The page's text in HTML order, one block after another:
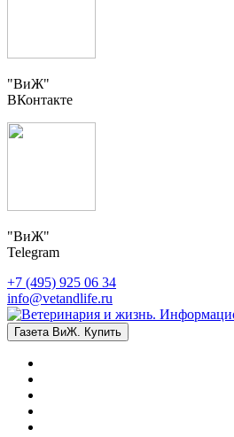
"ВиЖ"
ВКонтакте
"ВиЖ"
Telegram
+7 (495) 925 06 34
info@vetandlife.ru
Газета ВиЖ. Купить